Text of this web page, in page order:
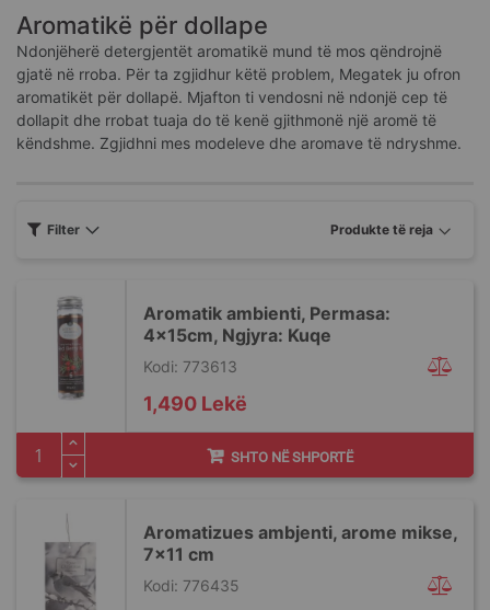
Aromatikë për dollape
Ndonjëherë detergjentët aromatikë mund të mos qëndrojnë
gjatë në rroba. Për ta zgjidhur këtë problem, Megatek ju ofron
aromatikët për dollapë. Mjafton ti vendosni në ndonjë cep të
dollapit dhe rrobat tuaja do të kenë gjithmonë një aromë të
këndshme. Zgjidhni mes modeleve dhe aromave të ndryshme.
Aromatik ambienti, Permasa:
4x15cm, Ngjyra: Kuqe
Kodi: 773613
1,490 Lekë
SHTO NË SHPORTË
Aromatizues ambjenti, arome mikse,
7x11 cm
Kodi: 776435
Filter